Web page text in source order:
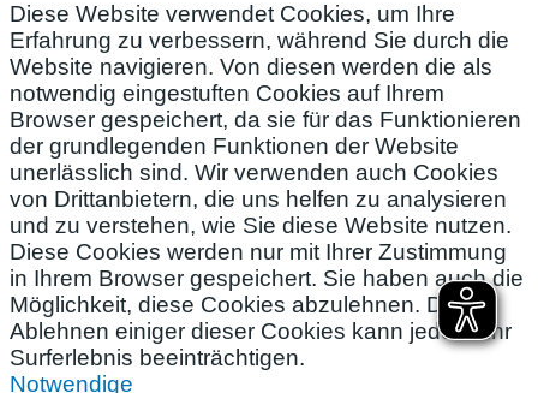
Diese Website verwendet Cookies, um Ihre
Erfahrung zu verbessern, während Sie durch die
Website navigieren. Von diesen werden die als
notwendig eingestuften Cookies auf Ihrem
Browser gespeichert, da sie für das Funktionieren
der grundlegenden Funktionen der Website
unerlässlich sind. Wir verwenden auch Cookies
von Drittanbietern, die uns helfen zu analysieren
und zu verstehen, wie Sie diese Website nutzen.
Diese Cookies werden nur mit Ihrer Zustimmung
in Ihrem Browser gespeichert. Sie haben auch die
Möglichkeit, diese Cookies abzulehnen. Das
Ablehnen einiger dieser Cookies kann jedoch Ihr
Surferlebnis beeinträchtigen.
Notwendige